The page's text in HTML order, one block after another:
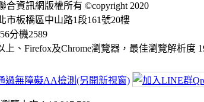
合資訊網版權所有 ©copyright 2020
市板橋區中山路1段161號20樓
分機2589
上、Firefox及Chrome瀏覽器，最佳瀏覽解析度